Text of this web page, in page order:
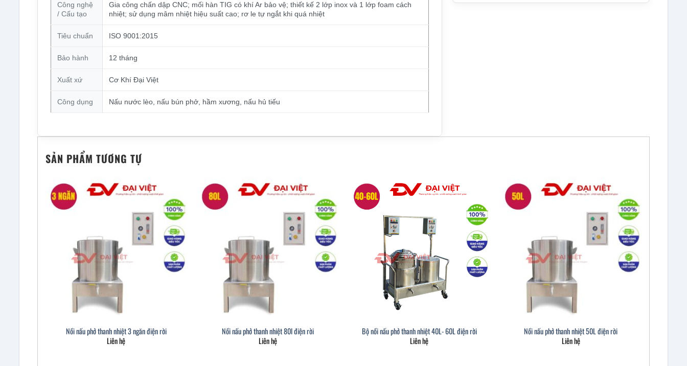
Công nghệ
/ Cấu tạo
Gia công chấn dập CNC; mối hàn TIG có khí Ar bảo vệ; thiết kế 2 lớp inox và 1 lớp foam cách
nhiệt; sử dụng mâm nhiệt hiệu suất cao; rơ le tự ngắt khi quá nhiệt
Tiêu chuẩn ISO 9001:2015
Bảo hành 12 tháng
Xuất xứ Cơ Khí Đại Việt
Công dụng Nấu nước lèo, nấu bún phở, hầm xương, nấu hủ tiếu
SẢN PHẨM TƯƠNG TỰ
Nồi nấu phở thanh nhiệt 3 ngăn điện rời
Liên hệ
Nồi nấu phở thanh nhiệt 80l điện rời
Liên hệ
Bộ nồi nấu phở thanh nhiệt 40L- 60L điện rời
Liên hệ
Nồi nấu phở thanh nhiệt 50L điện rời
Liên hệ